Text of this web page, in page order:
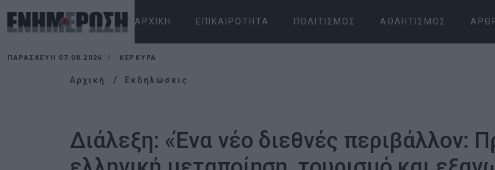
ΑΡΧΙΚΉ ΕΠΙΚΑΙΡΌΤΗΤΑ ΠΟΛΙΤΙΣΜΌΣ ΑΘΛΗΤΙΣΜΌΣ
ΠΑΡΑΣΚΕΥΉ 07.08.2026 ΚΕΡΚΥΡΑ
Αρχική Εκδηλώσεις
Διάλεξη: «Ένα νέο διεθνές περιβάλλον: